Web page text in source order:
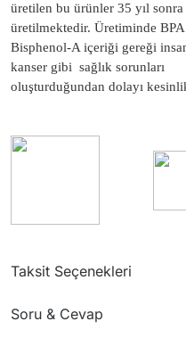
üretilen bu ürünler 35 yıl
üretilmektedir. Üretiminde
Bisphenol-A içeriği gereği
kanser gibi sağlık sorunları
oluşturduğundan dolayı
Taksit Seçenekleri
Soru & Cevap